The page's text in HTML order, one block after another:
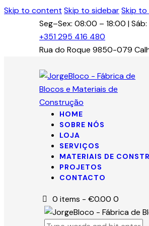
Skip to content Skip to sidebarSkip
Seg–Sex: 08:00 – 18:00 |
+351 295 416 480
Rua do Roque 9850-079
HOME
SOBRE NÓS
LOJA
SERVIÇOS
MATERIAIS DE
PROJETOS
CONTACTO
0 items - €0.00 0